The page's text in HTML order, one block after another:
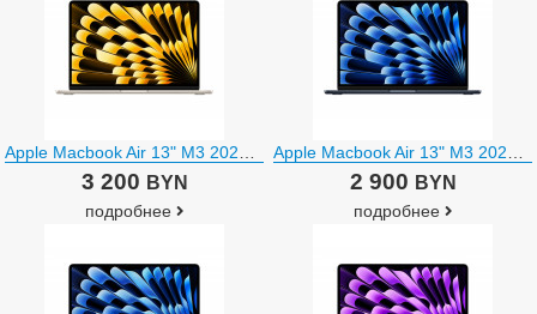
3 200 BYN
подробнее
2 900 BYN
подробнее